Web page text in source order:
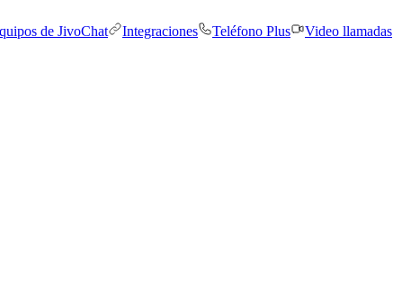
de JivoChat Integraciones Teléfono Plus Video llamadas